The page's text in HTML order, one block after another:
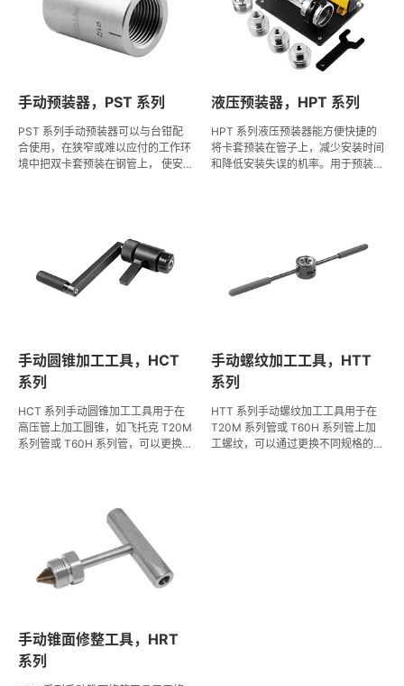
手动预装器，PST 系列
PST 系列手动预装器可以与台钳配
合使用，在狭窄或难以应付的工作环
境中把双卡套预装在钢管上， 使安
液压预装器，HPT 系列
HPT 系列液压预装器能方便快捷的
将卡套预装在管子上，减少安装时间
和降低安装失误的机率。用于预装
命长。液压泵与夹具之间采用钢管连
接，使用轻便式手动液压泵作为动力
源，不需要电源或气源，使用更加方
便。坚固的塑料盒包装，便于携带。
手动圆锥加工工具，HCT
系列
HCT 系列手动圆锥加工工具用于在
高压管上加工圆锥，如飞托克 T20M
系列管或 T60H 系列管，可以更换不
手动螺纹加工工具，HTT
系列
HTT 系列手动螺纹加工工具用于在
T20M 系列管或 T60H 系列管上加
工螺纹，可以通过更换不同规格的板
手动锥面修整工具，HRT
系列